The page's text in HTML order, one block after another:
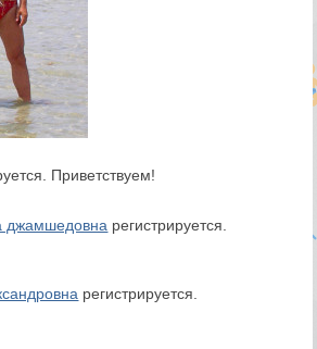
Приветствуем!
джамшедовна регистрируется.
регистрируется.